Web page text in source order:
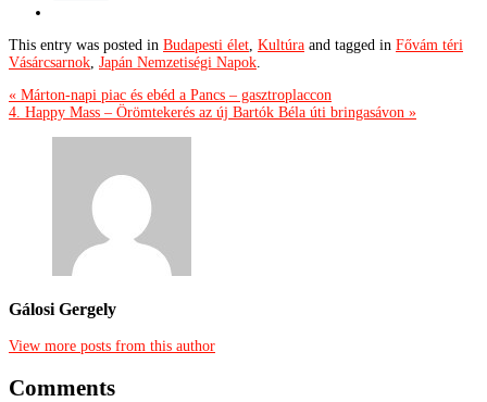
This entry was posted in Budapesti élet, Kultúra and tagged in Fővám téri
Vásárcsarnok, Japán Nemzetiségi Napok.
« Márton-napi piac és ebéd a Pancs – gasztroplaccon
4. Happy Mass – Örömtekerés az új Bartók Béla úti bringasávon »
Gálosi Gergely
View more posts from this author
Comments